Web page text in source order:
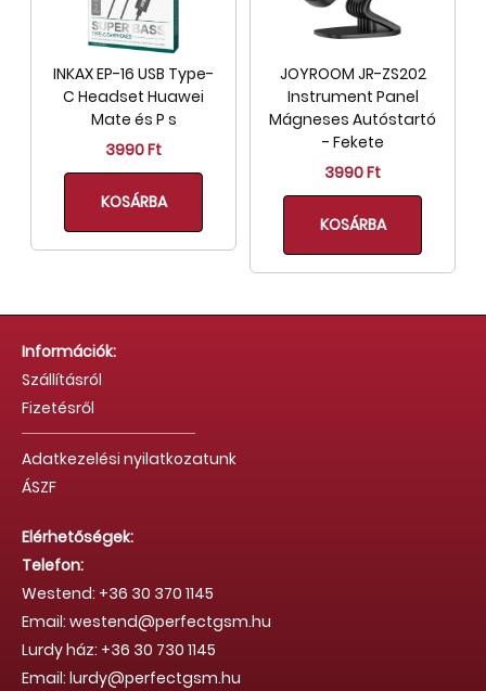
INKAX EP-16 USB Type-
C Headset Huawei
Mate és P s
3990 Ft
KOSÁRBA
JOYROOM JR-ZS202
Instrument Panel
Mágneses Autóstartó
- Fekete
3990 Ft
KOSÁRBA
Információk:
Szállításról
Fizetésről
Adatkezelési nyilatkozatunk
ÁSZF
Elérhetőségek:
Telefon:
Westend: +36 30 370 1145
Email: westend@perfectgsm.hu
Lurdy ház: +36 30 730 1145
Email: lurdy@perfectgsm.hu